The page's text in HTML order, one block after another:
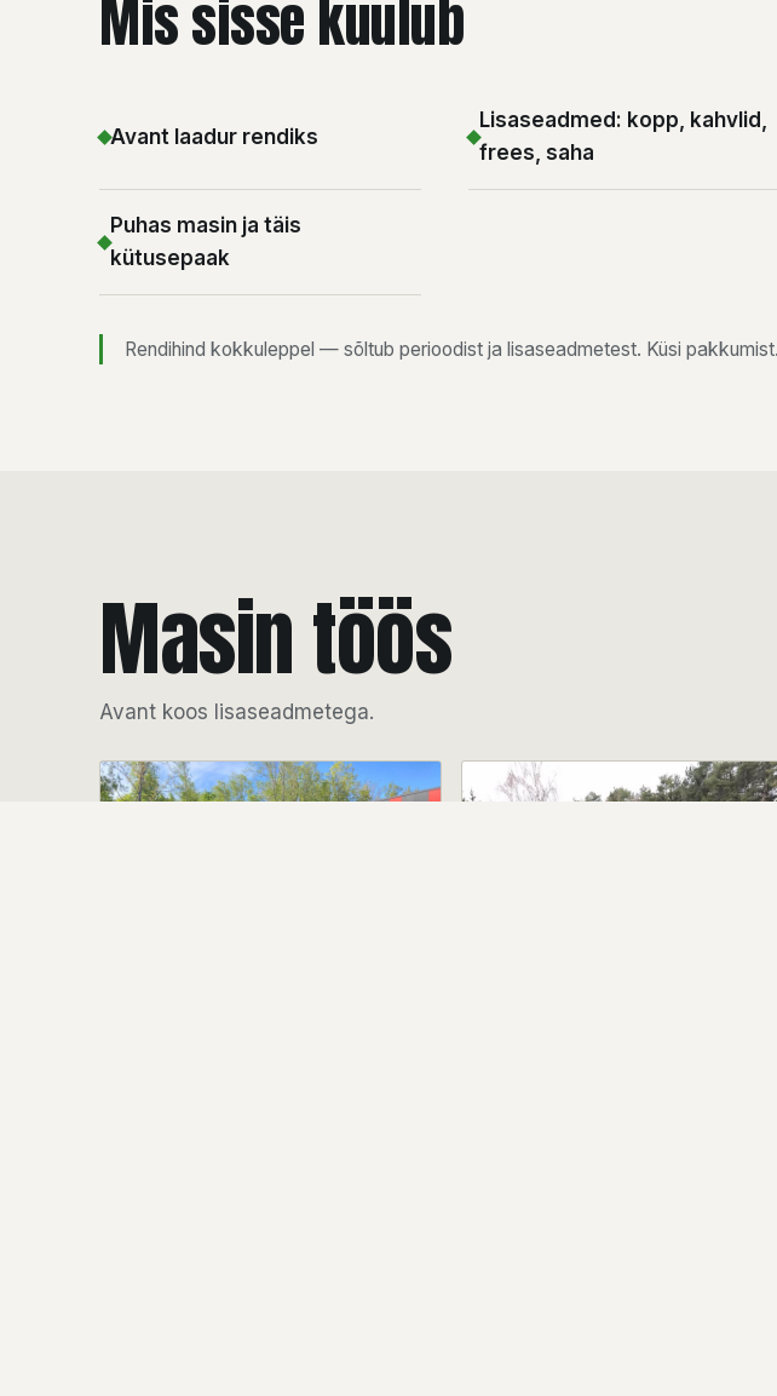
Mis sisse kuulub
Avant laadur rendiks
Lisaseadmed: kopp, kahvlid,
frees, saha
Puhas masin ja täis
kütusepaak
Rendihind kokkuleppel — sõltub perioodist ja lisaseadmetest. Küsi pakkumist.
Masin töös
Avant koos lisaseadmetega.